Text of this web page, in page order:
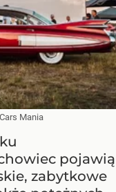
Mania
pojawią
zabytkowe